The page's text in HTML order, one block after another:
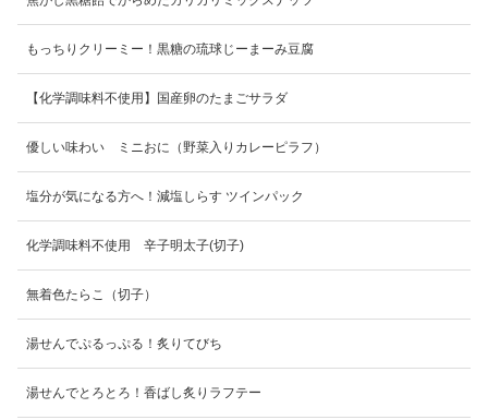
もっちりクリーミー！黒糖の琉球じーまーみ豆腐
【化学調味料不使用】国産卵のたまごサラダ
優しい味わい ミニおに（野菜入りカレーピラフ）
塩分が気になる方へ！減塩しらす ツインパック
化学調味料不使用 辛子明太子(切子)
無着色たらこ（切子）
湯せんでぷるっぷる！炙りてびち
湯せんでとろとろ！香ばし炙りラフテー